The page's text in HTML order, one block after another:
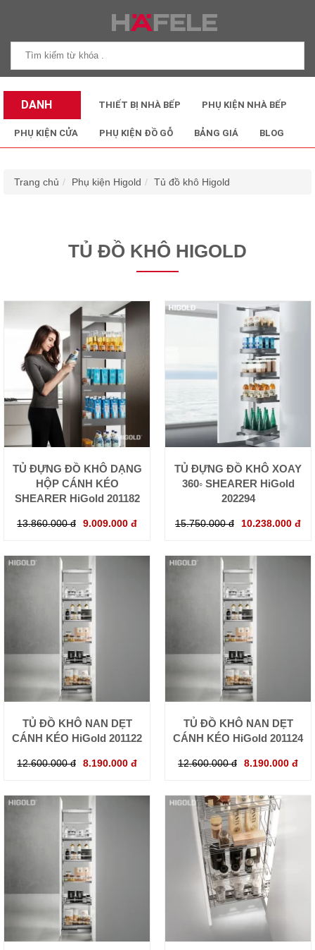
DANH
MỤC SẢN
THIẾT BỊ NHÀ BẾP PHỤ KIỆN NHÀ BẾP
PHỤ KIỆN CỬA PHỤ KIỆN ĐỒ GỖ BẢNG GIÁ BLOG
Trang chủ Phụ kiện Higold Tủ đồ khô Higold
TỦ ĐỒ KHÔ HIGOLD
TỦ ĐỰNG ĐỒ KHÔ DẠNG
HỘP CÁNH KÉO
SHEARER HiGold 201182
13.860.000 đ 9.009.000 đ
TỦ ĐỰNG ĐỒ KHÔ XOAY
360◦ SHEARER HiGold
202294
15.750.000 đ 10.238.000 đ
TỦ ĐỒ KHÔ NAN DẸT
CÁNH KÉO HiGold 201122
12.600.000 đ 8.190.000 đ
TỦ ĐỒ KHÔ NAN DẸT
CÁNH KÉO HiGold 201124
12.600.000 đ 8.190.000 đ